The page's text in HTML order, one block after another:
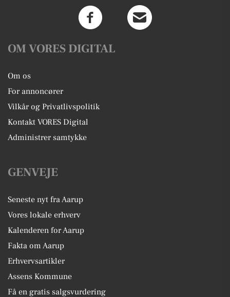
OM VORES DIGITAL
Om os
For annoncører
Vilkår og Privatlivspolitik
Kontakt VORES Digital
Administrer samtykke
GENVEJE
Seneste nyt fra Aarup
Vores lokale erhverv
Kalenderen for Aarup
Fakta om Aarup
Erhvervsartikler
Assens Kommune
Få en gratis salgsvurdering